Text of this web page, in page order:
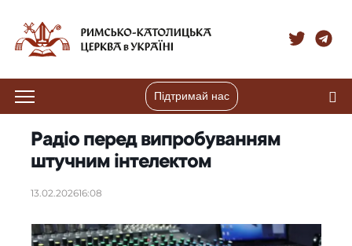
Підтримай нас
Радіо перед випробуванням
штучним інтелектом
13.02.202616:08